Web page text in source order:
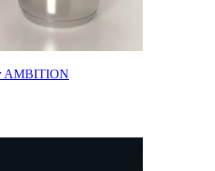
AMBITION